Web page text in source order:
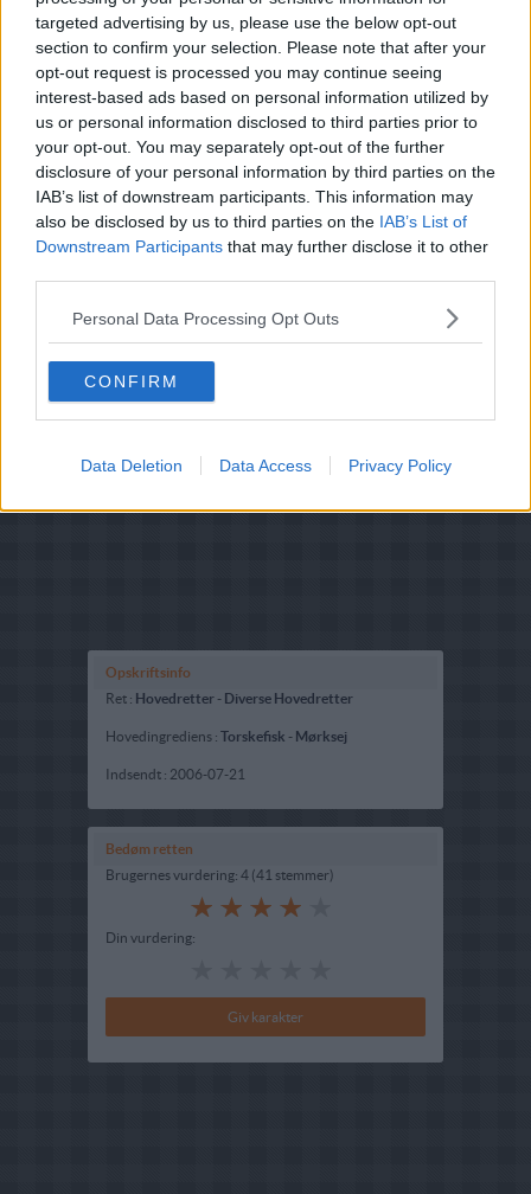
targeted advertising by us, please use the below opt-out
section to confirm your selection. Please note that after your
opt-out request is processed you may continue seeing
interest-based ads based on personal information utilized by
us or personal information disclosed to third parties prior to
your opt-out. You may separately opt-out of the further
disclosure of your personal information by third parties on the
IAB’s list of downstream participants. This information may
also be disclosed by us to third parties on the IAB’s List of
Downstream Participants that may further disclose it to other
Personal Data Processing Opt Outs
CONFIRM
Data Deletion Data Access Privacy Policy
gryde med letsaltet vand i 3 min.
Servér fiskekrebinetterne med kogte kartofler,
persillesauce og kogte spidskål og forårsløg.
Tips:
I stedet for mørksej kan du anvende torsk. Bland evt.
3 spsk hakkede krydderurter i det hakkede fiskekød,
fx dild, purløg, persille, kørvel eller basilikum.
Opskriftsinfo
Ret : Hovedretter - Diverse Hovedretter
Hovedingrediens : Torskefisk - Mørksej
Indsendt : 2006-07-21
Bedøm retten
Brugernes vurdering: 4 (41 stemmer)
Din vurdering: